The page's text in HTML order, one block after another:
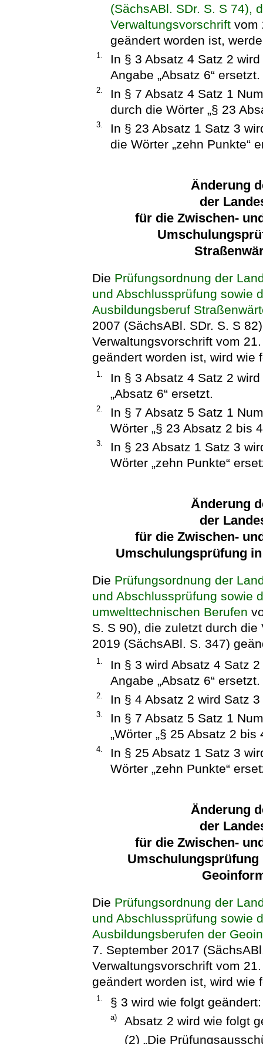
(SächsABl. SDr. S. S 74),
Verwaltungsvorschriftvom
geändert worden ist,
1.
In § 3 Absatz 4 Satz 2
Angabe „Absatz 6“ ersetzt.
2.
In § 7 Absatz 4 Satz 1
durch die Wörter „§ 23
3.
In § 23 Absatz 1 Satz 3
die Wörter „zehn Punkte“
Änderung
der
für die Zwischen-
Die Prüfungsordnung der
und Abschlussprüfung sowie
Ausbildungsberuf
2007 (SächsABl. SDr. S. S
Verwaltungsvorschrift vom
geändert worden ist, wird wie
1.
In § 3 Absatz 4 Satz 2
„Absatz 6“ ersetzt.
2.
In § 7 Absatz 5 Satz 1
Wörter „§ 23 Absatz 2 bis
3.
In § 23 Absatz 1 Satz 3
Wörter „zehn Punkte“
Änderung
der
für die Zwischen-
Umschulungsprüfung
Die Prüfungsordnung der
und Abschlussprüfung sowie
umwelttechnischen Berufen
S. S 90), die zuletzt durch
2019 (SächsABl. S. 347)
1.
In § 3 wird Absatz 4 Satz
Angabe „Absatz 6“ ersetzt.
2. In § 4 Absatz 2 wird Satz
3.
In § 7 Absatz 5 Satz 1
„Wörter „§ 25 Absatz 2 bis
4.
In § 25 Absatz 1 Satz 3
Wörter „zehn Punkte“
Änderung
der
für die Zwischen-
Die Prüfungsordnung der
und Abschlussprüfung sowie
Ausbildungsberufen der
7. September 2017
Verwaltungsvorschrift vom
geändert worden ist, wird wie
1. § 3 wird wie folgt geändert:
a)
Absatz 2 wird wie folgt
(2) „Die